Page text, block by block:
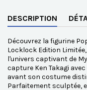
DESCRIPTION
Découvrez la figurine
Locklock Edition
l'univers captivant de
capture Ken Takagi
avant son costume
Parfaitement sculptée,